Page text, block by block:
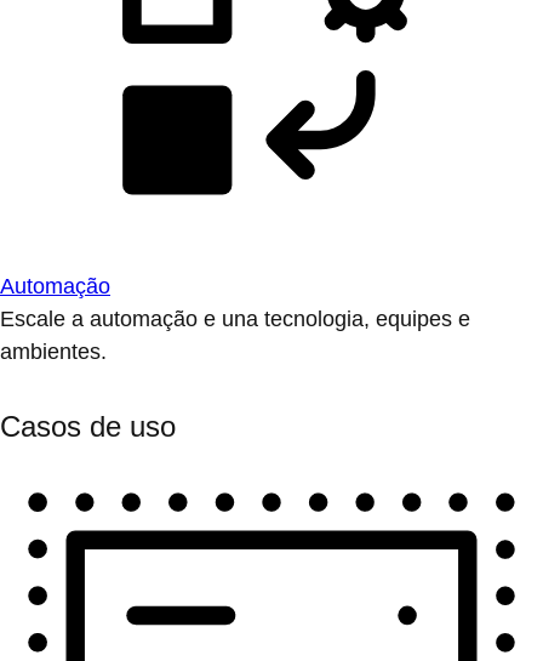
Automação
Escale a automação e una tecnologia, equipes e
ambientes.
Casos de uso